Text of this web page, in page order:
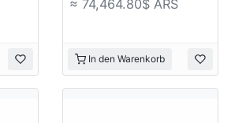
≈ 74,464.80$ ARS
In den Warenkorb